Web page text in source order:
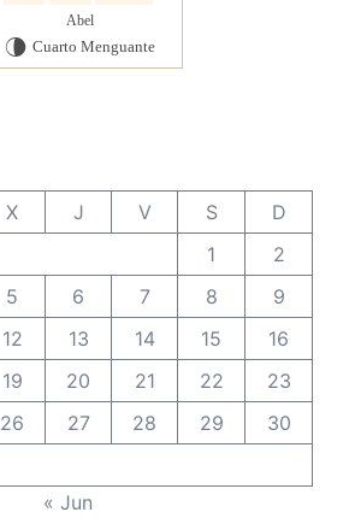
Abel
U Cuarto Menguante
X J V S
D
1
2
5 6 7 8
9
12 13 14 15
16
19 20 21 22
23
26 27 28 29
30
« Jun